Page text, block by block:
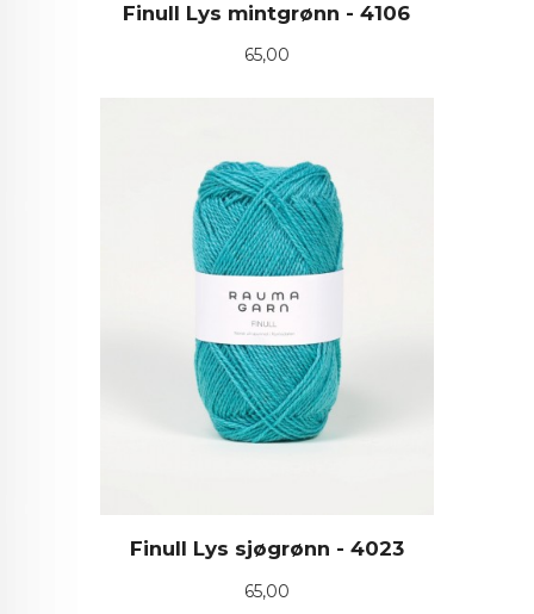
Finull Lys mintgrønn - 4106
Pris
65,00
Finull Lys sjøgrønn - 4023
Pris
65,00